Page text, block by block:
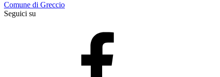
Comune di Greccio
Seguici su